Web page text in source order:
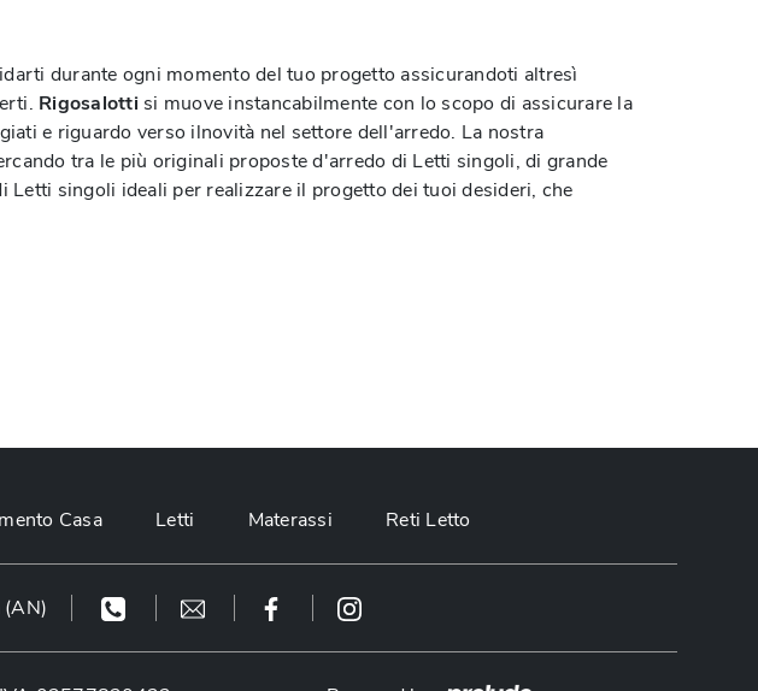
durante ogni momento del tuo progetto assicurandoti altresì
Rigosalottisi muove instancabilmente con lo scopo di assicurare la
e riguardo verso ilnovità nel settore dell'arredo. La nostra
tra le più originali proposte d'arredo di Letti singoli, di grande
singoli ideali per realizzare il progetto dei tuoi desideri, che
Casa Letti Materassi Reti Letto